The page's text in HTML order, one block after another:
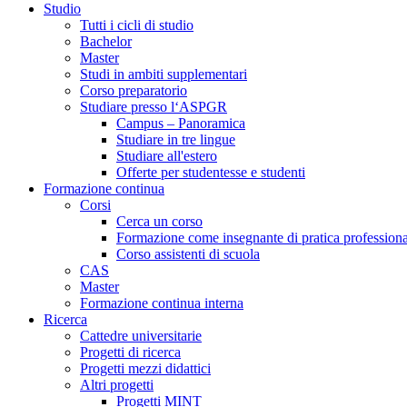
Studio
Tutti i cicli di studio
Bachelor
Master
Studi in ambiti supplementari
Corso preparatorio
Studiare presso l‘ASPGR
Campus – Panoramica
Studiare in tre lingue
Studiare all'estero
Offerte per studentesse e studenti
Formazione continua
Corsi
Cerca un corso
Formazione come insegnante di pratica
Corso assistenti di scuola
CAS
Master
Formazione continua interna
Ricerca
Cattedre universitarie
Progetti di ricerca
Progetti mezzi didattici
Altri progetti
Progetti MINT